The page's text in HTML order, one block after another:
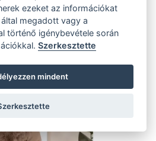
kapucnival, fekete
ezeket az információkat
megadott vagy a
történő igénybevétele során
Szerkesztette
mindent